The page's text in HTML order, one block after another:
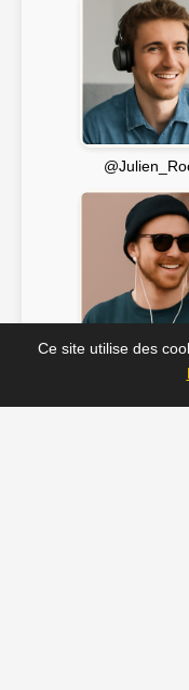
JC_13
Ce site utilise des